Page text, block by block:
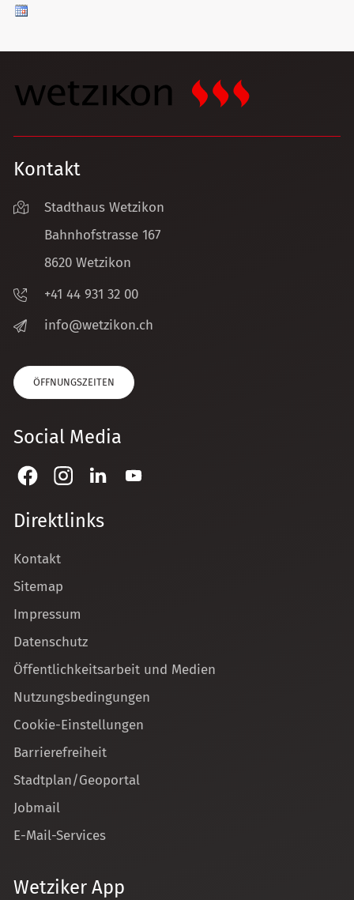
Kontakt
Stadthaus Wetzikon
Bahnhofstrasse 167
8620 Wetzikon
+41 44 931 32 00
nf
w tz k n ch
ÖFFNUNGSZEITEN
Social Media
Direktlinks
Kontakt
Sitemap
Impressum
Datenschutz
Öffentlichkeitsarbeit und Medien
Nutzungsbedingungen
Cookie-Einstellungen
Barrierefreiheit
Stadtplan/Geoportal
Jobmail
E-Mail-Services
Wetziker App